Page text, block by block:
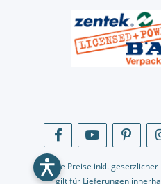
* Alle Preise inkl. gesetzlicher
** gilt für Lieferungen